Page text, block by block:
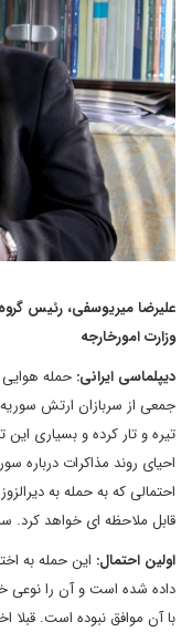
علیرضا میریوسفی، رئیس
وزارت امورخارجه
دیپلماسی ایرانی: حمله
جمعی از سربازان ارتش
تیره و تار کرده و بسیاری این
احیای روند مذاکرات
احتمالی که به حمله به
قابل ملاحظه ای خواهد کرد.
اولین احتمال: این حمله به
داده شده است و آن را نوعی
با آن موافق نبوده است. قبلا